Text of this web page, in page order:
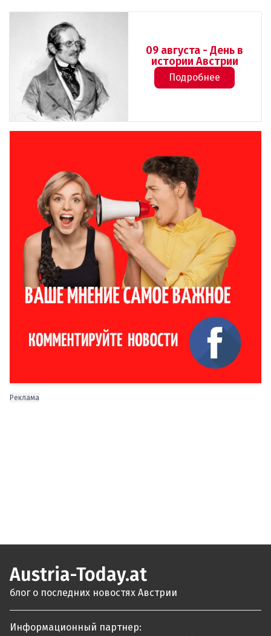
09 августа - День в
истории Австрии
Подробнее
Реклама
Austria-Today.at
блог о последних новостях Австрии
Информационный партнер: